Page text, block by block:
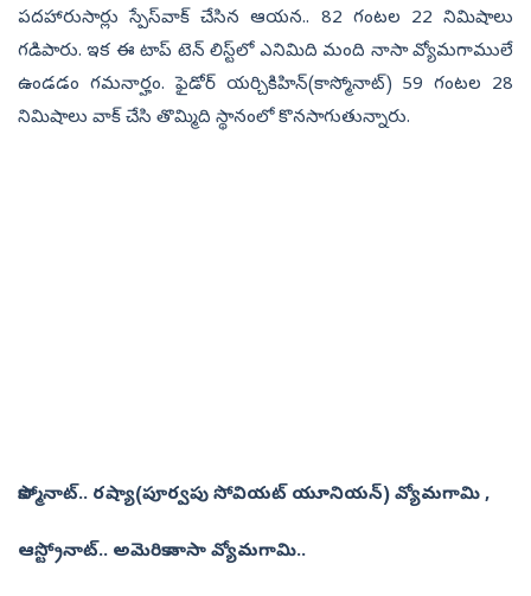
పదహారుసార్లు స్పేస్‌వాక్‌ చేసిన ఆయన.. 82 గంటల 22 నిమిషాలు
గడిపారు. ఇక ఈ టాప్‌ టెన్‌ లిస్ట్‌లో ఎనిమిది మంది నాసా వ్యోమగాములే
ఉండడం గమనార్హం. ఫైడోర్‌ యర్చికిహిన్‌(కాస్మోనాట్‌) 59 గంటల 28
నిమిషాలు వాక్‌ చేసి తొమ్మిది స్థానంలో కొనసాగుతున్నారు.
కాస్మోనాట్‌.. రష్యా(పూర్వపు సోవియట్‌ యూనియన్‌) వ్యోమగామి ,
ఆస్ట్రోనాట్.. అమెరికా నాసా వ్యోమగామి..